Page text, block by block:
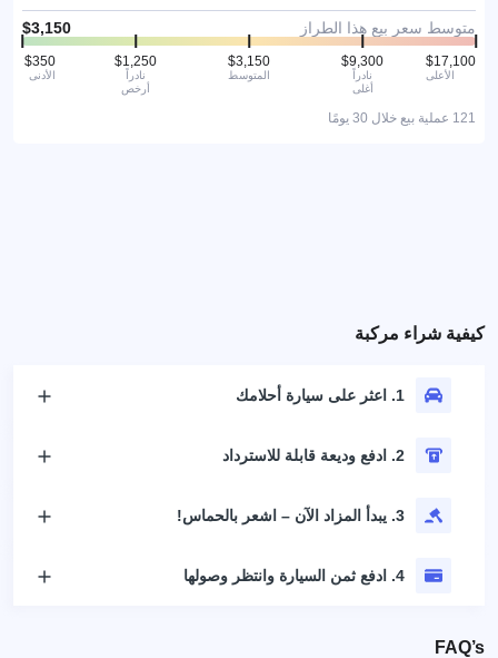
متوسط سعر بيع هذا الطراز
الأدنى
نادراً
أرخص
المتوسط
نادراً
أغلى
الأعلى
121 عملية بيع خلال 30 يومًا
كيفية شراء مركبة
1. اعثر على سيارة أحلامك
2. ادفع وديعة قابلة للاسترداد
3. يبدأ المزاد الآن – اشعر بالحماس!
4. ادفع ثمن السيارة وانتظر وصولها
FAQ’s